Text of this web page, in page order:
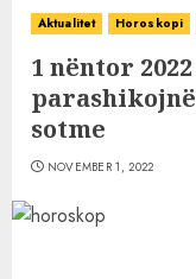
Aktualitet Horoskopi
1 nëntor
sotme
NOVEMBER 1, 2022